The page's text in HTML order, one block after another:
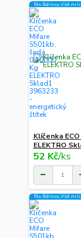
Na
Klíčenka
ELEKTRO
52 Kč/ks
Na